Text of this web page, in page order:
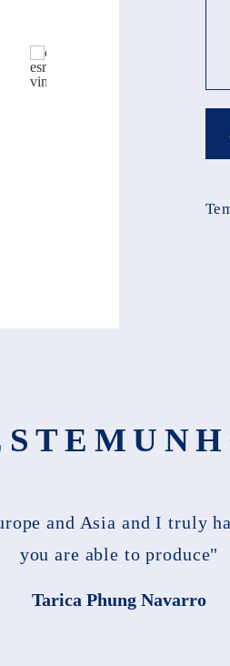
and Asia and I truly
you are able to produce"
Tarica Phung Navarro